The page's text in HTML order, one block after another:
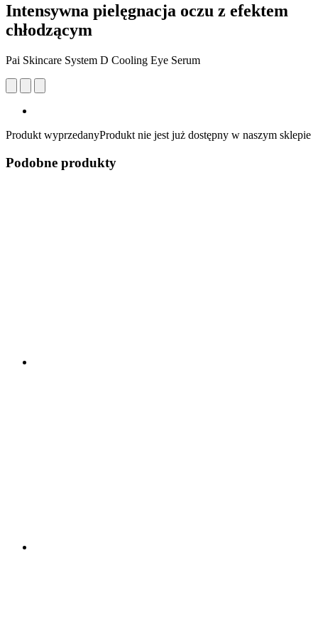
Intensywna pielęgnacja oczu z efektem
chłodzącym
Pai Skincare System D Cooling Eye Serum
Produkt wyprzedanyProdukt nie jest już dostępny w naszym sklepie
Podobne produkty